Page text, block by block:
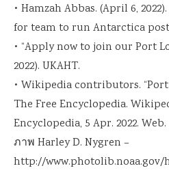
• Hamzah Abbas. (April 6,
for team to run Antarctica post
• “Apply now to join our Port
2022). UKAHT.
• Wikipedia contributors.
The Free Encyclopedia.
Encyclopedia, 5 Apr. 2022. Web.
ภาพ Harley D. Nygren –
http://www.photolib.noaa.gov/